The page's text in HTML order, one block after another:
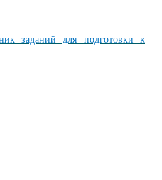
заданий для подготовки к